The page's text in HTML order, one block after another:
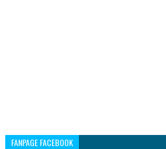
FANPAGE FACEBOOK